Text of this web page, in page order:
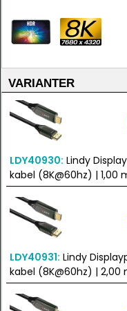
VARIANTER
LDY40930: Lindy
kabel (8K@60hz) | 1,00
LDY40931: Lindy
kabel (8K@60hz) | 2,00